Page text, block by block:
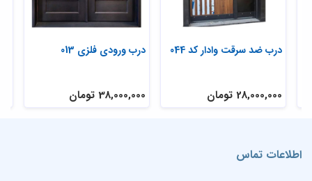
درب ورودی فلزی 013
38,000,000 تومان
درب ضد سرقت وادار کد 044
28,000,000 تومان
اطلاعات تماس